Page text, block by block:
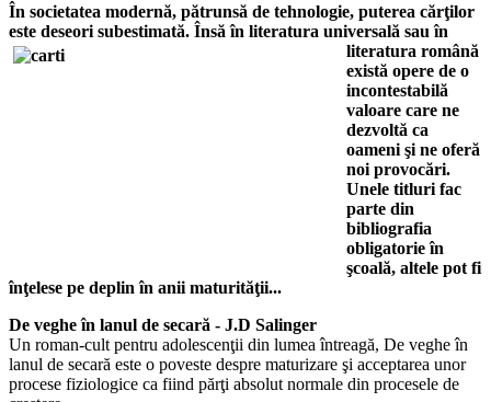
În societatea modernă, pătrunsă de tehnologie, puterea cărţilor
este deseori subestimată. Însă în literatura universală sau în
literatura română
există opere de o
incontestabilă
valoare care ne
dezvoltă ca
oameni şi ne oferă
noi provocări.
Unele titluri fac
parte din
bibliografia
obligatorie în
şcoală, altele pot fi
înţelese pe deplin în anii maturităţii...
De veghe în lanul de secară - J.D Salinger
Un roman-cult pentru adolescenţii din lumea întreagă, De veghe în
lanul de secară este o poveste despre maturizare şi acceptarea unor
procese fiziologice ca fiind părţi absolut normale din procesele de